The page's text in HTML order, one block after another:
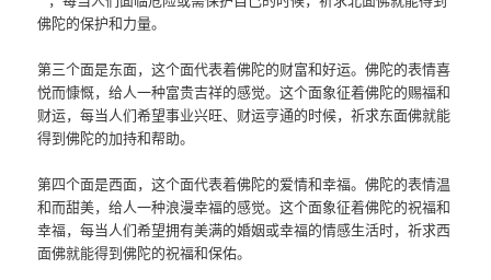
佛陀的保护和力量。
第三个面是东面，这个面代表着佛陀的财富和好运。佛陀的表情喜
悦而慷慨，给人一种富贵吉祥的感觉。这个面象征着佛陀的赐福和
财运，每当人们希望事业兴旺、财运亨通的时候，祈求东面佛就能
得到佛陀的加持和帮助。
第四个面是西面，这个面代表着佛陀的爱情和幸福。佛陀的表情温
和而甜美，给人一种浪漫幸福的感觉。这个面象征着佛陀的祝福和
幸福，每当人们希望拥有美满的婚姻或幸福的情感生活时，祈求西
面佛就能得到佛陀的祝福和保佑。